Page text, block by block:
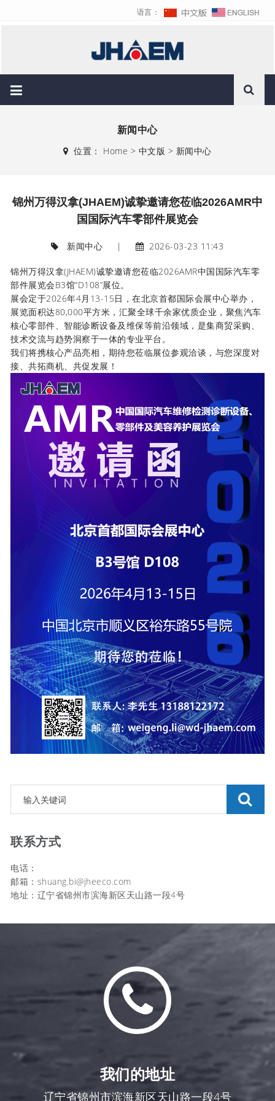
语言：
新闻中心
位置： Home > 中文版 > 新闻中心
锦州万得汉拿(JHAEM)诚挚邀请您莅临2026AMR中
国国际汽车零部件展览会
新闻中心 | 2026-03-23 11:43
锦州万得汉拿(JHAEM)诚挚邀请您莅临2026AMR中国国际汽车零
部件展览会B3馆“D108”展位。
展会定于2026年4月13-15日，在北京首都国际会展中心举办，
展览面积达80,000平方米，汇聚全球千余家优质企业，聚焦汽车
核心零部件、智能诊断设备及维保等前沿领域，是集商贸采购、
技术交流与趋势洞察于一体的专业平台。
我们将携核心产品亮相，期待您莅临展位参观洽谈，与您深度对
接、共拓商机、共促发展！
联系方式
电话：
邮箱：shuang.bi@jheeco.com
地址：辽宁省锦州市滨海新区天山路一段4号
我们的地址
辽宁省锦州市滨海新区天山路一段4号